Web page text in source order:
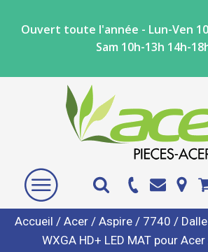
Ouvert toute l'année - Lun-Ven
Sam 10h-13h 14h-
Accueil / Acer / Aspire / 7740 /
WXGA HD+ LED MAT pour